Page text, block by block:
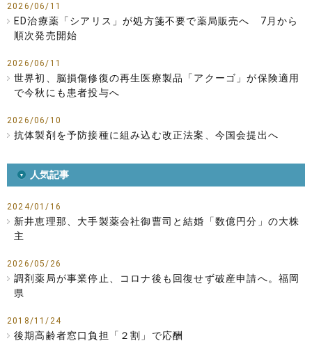
2026/06/11
ED治療薬「シアリス」が処方箋不要で薬局販売へ 7月から
順次発売開始
2026/06/11
世界初、脳損傷修復の再生医療製品「アクーゴ」が保険適用
で今秋にも患者投与へ
2026/06/10
抗体製剤を予防接種に組み込む改正法案、今国会提出へ
人気記事
2024/01/16
新井恵理那、大手製薬会社御曹司と結婚「数億円分」の大株
主
2026/05/26
調剤薬局が事業停止、コロナ後も回復せず破産申請へ。福岡
県
2018/11/24
後期高齢者窓口負担「２割」で応酬